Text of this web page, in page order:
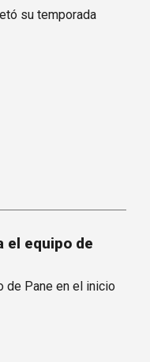
el equipo de